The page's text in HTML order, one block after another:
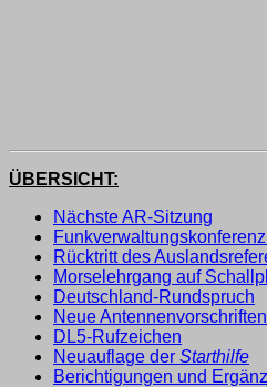
ÜBERSICHT:
Nächste AR-Sitzung
Rücktritt des
Morselehrgang auf
Deutschland-Rundspruch
Neue
DL5-Rufzeichen
Neuauflage der Starthilfe
Berichtigungen und